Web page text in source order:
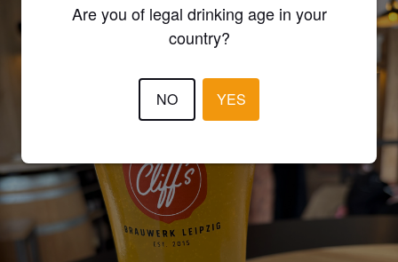
Are you of legal drinking age in your
country?
NO YES